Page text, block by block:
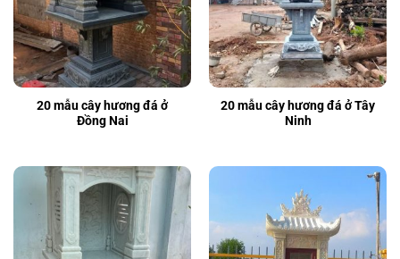
20 mẫu cây hương đá ở
Đồng Nai
20 mẫu cây hương đá ở Tây
Ninh